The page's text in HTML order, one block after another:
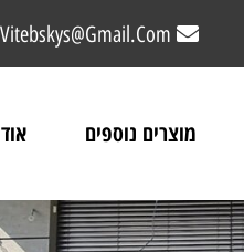
Vitebskys@Gmail.Com
מוצרים נוספים